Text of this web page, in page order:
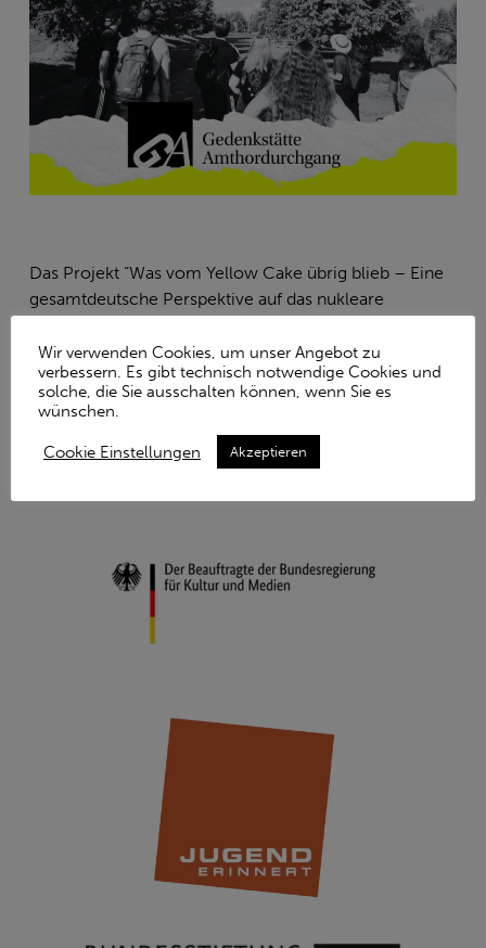
Das Projekt “Was vom Yellow Cake übrig blieb – Eine
gesamtdeutsche Perspektive auf das nukleare
der Bundesregierung für Kultur und Medien im
Bundesprogramm „Jugend erinnert“ in Unterstützung
mit derBundesstiftung zur Aufarbeitung der SED-
Wir verwenden Cookies, um unser Angebot zu
verbessern. Es gibt technisch notwendige Cookies und
solche, die Sie ausschalten können, wenn Sie es
wünschen.
Cookie Einstellungen Akzeptieren